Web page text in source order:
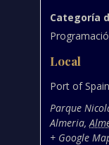
Categoría
Local
Port of Spain
Parque
Almeria,
+ Google